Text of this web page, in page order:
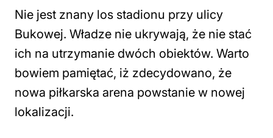
Nie jest znany los stadionu przy ulicy
Bukowej. Władze nie ukrywają, że nie stać
ich na utrzymanie dwóch obiektów. Warto
bowiem pamiętać, iż zdecydowano, że
nowa piłkarska arena powstanie w nowej
lokalizacji.